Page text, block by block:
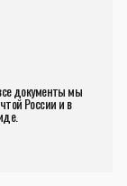
документы мы
России и в